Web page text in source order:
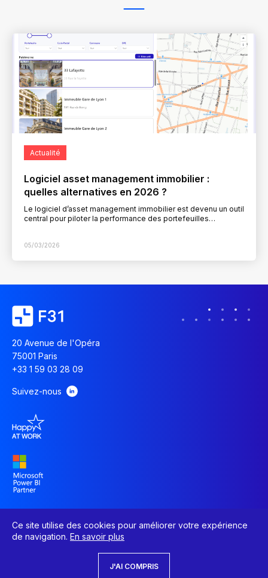
Actualité
Logiciel asset management immobilier :
quelles alternatives en 2026 ?
Le logiciel d’asset management immobilier est devenu un outil
central pour piloter la performance des portefeuilles
05/03/2026
Ce site utilise des cookies pour améliorer votre expérience
de navigation. En savoir plus
J'AI COMPRIS
20 Avenue de l'Opéra
75001 Paris
+33 1 59 03 28 09
Suivez-nous
© F31. Tous droits réservés.